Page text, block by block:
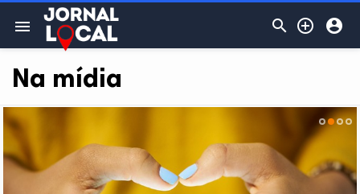
menu   
Na mídia